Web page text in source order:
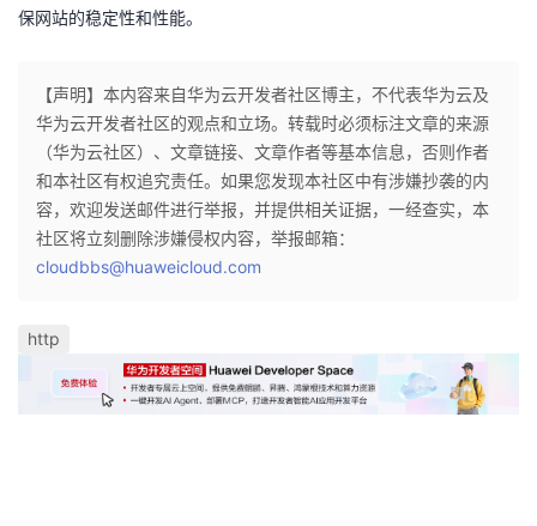
保网站的稳定性和性能。
【声明】本内容来自华为云开发者社区博主，不代表华为云及
华为云开发者社区的观点和立场。转载时必须标注文章的来源
（华为云社区）、文章链接、文章作者等基本信息，否则作者
和本社区有权追究责任。如果您发现本社区中有涉嫌抄袭的内
容，欢迎发送邮件进行举报，并提供相关证据，一经查实，本
社区将立刻删除涉嫌侵权内容，举报邮箱：
cloudbbs@huaweicloud.com
http